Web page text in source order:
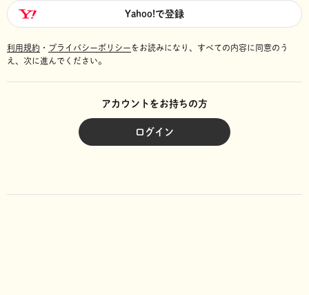
Yahoo!で登録
利用規約 ・ プライバシーポリシーをお読みになり、 すべての内容に同意のう
え、次に進んでください。
アカウントをお持ちの方
ログイン